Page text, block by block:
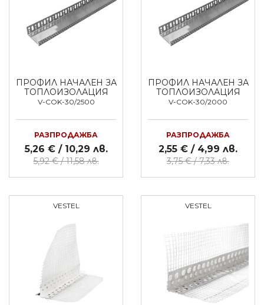
ПРОФИЛ НАЧАЛЕН ЗА
ТОПЛОИЗОЛАЦИЯ
V-COK-30/2500
РАЗПРОДАЖБА
5,26 € / 10,29 лв.
5,92 € / 11,58 лв.
ПРОФИЛ НАЧАЛЕН ЗА
ТОПЛОИЗОЛАЦИЯ
V-COK-30/2000
РАЗПРОДАЖБА
2,55 € / 4,99 лв.
3,75 € / 7,33 лв.
VESTEL VESTEL